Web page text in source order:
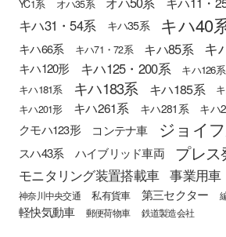
YC1系 オハ35系
キハ31・54系 キハ35系 キハ40
キハ66系 キハ71・72系 キハ85系 キ
キハ120形 キハ125・200系 キハ126系
キハ181系 キハ183系 キハ185系
キハ201形
キハ261系 キハ281系 キハ
クモハ123形
コンテナ車 ジョイ
スハ43系 ハイブリッド車両 プレス
モニタリング装置搭載車 事業用車
神奈川中央交通 私有貨車 第三セクター
軽快気動車 郵便荷物車 鉄道製造会社